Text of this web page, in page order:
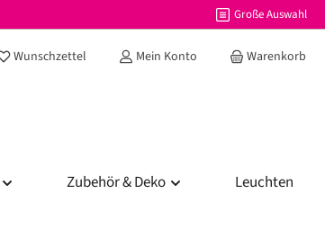
Große Auswahl
Wunschzettel Du hast 0 Produkte auf dem Merkzettel
Mein Konto Warenkorb
Zubehör & Deko Leuchten